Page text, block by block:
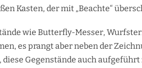
Kasten, der mit „Beachte“
wie Butterfly-Messer,
es prangt aber neben der
Gegenstände auch aufgeführt